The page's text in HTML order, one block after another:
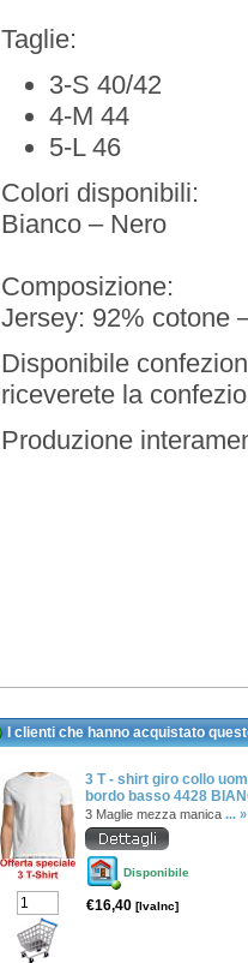
Taglie:
3-S 40/42
4-M 44
5-L 46
Colori disponibili:
Bianco – Nero
Composizione:
Jersey: 92% cotone
Disponibile
riceverete la
Produzione
I clienti che hanno acquistato
3 T - shirt giro collo
bordo basso 4428
3 Maglie mezza manica ... »
Disponibile
€16,40 [IvaInc]